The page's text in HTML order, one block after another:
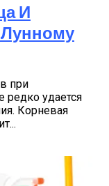
И
при
редко удается
Корневая